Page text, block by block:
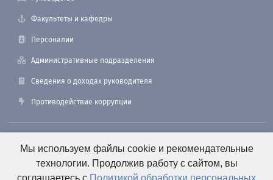
Факультеты и кафедры
Персоналии
Административные подразделения
Сведения о доходах руководителя
Противодействие коррупции
190121, Санкт-Петербург, ул. Лоцманская, 3
Мы используем файлы cookie и рекомендательные
технологии. Продолжив работу с сайтом, вы
соглашаетесь с Политикой обработки персональных